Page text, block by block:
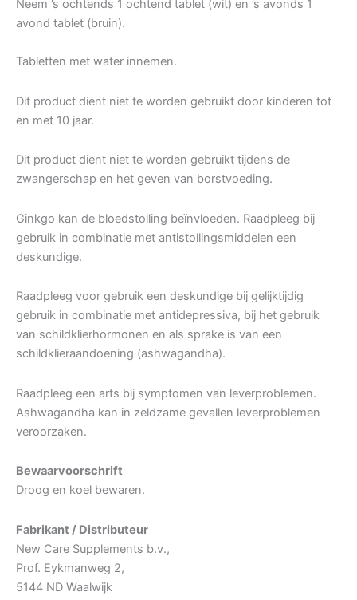
Neem ’s ochtends 1 ochtend tablet (wit) en ’s avonds 1
avond tablet (bruin).
Tabletten met water innemen.
Dit product dient niet te worden gebruikt door kinderen tot
en met 10 jaar.
Dit product dient niet te worden gebruikt tijdens de
zwangerschap en het geven van borstvoeding.
Ginkgo kan de bloedstolling beïnvloeden. Raadpleeg bij
gebruik in combinatie met antistollingsmiddelen een
deskundige.
Raadpleeg voor gebruik een deskundige bij gelijktijdig
gebruik in combinatie met antidepressiva, bij het gebruik
van schildklierhormonen en als sprake is van een
schildklieraandoening (ashwagandha).
Raadpleeg een arts bij symptomen van leverproblemen.
Ashwagandha kan in zeldzame gevallen leverproblemen
veroorzaken.
Bewaarvoorschrift
Droog en koel bewaren.
Fabrikant / Distributeur
New Care Supplements b.v.,
Prof. Eykmanweg 2,
5144 ND Waalwijk